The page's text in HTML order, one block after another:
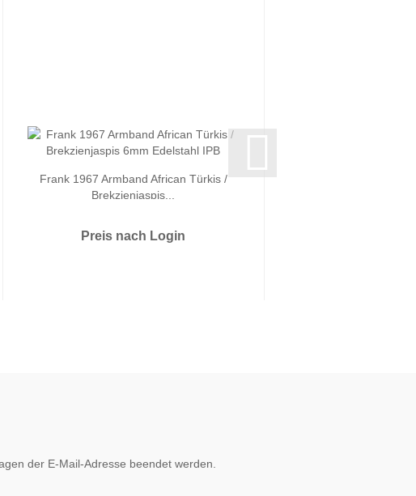
Frank 1967 Armband African Türkis /
Brekzienjaspis...
Preis nach Login
der E-Mail-Adresse beendet werden.